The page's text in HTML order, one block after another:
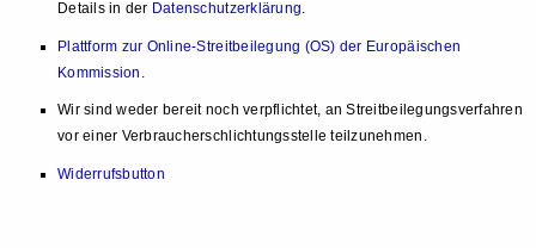
Details in der Datenschutzerklärung.
Plattform zur Online-Streitbeilegung (OS) der Europäischen
Kommission
Wir sind weder bereit noch verpflichtet, an Streitbeilegungsverfahren
vor einer Verbraucherschlichtungsstelle teilzunehmen.
Widerrufsbutton